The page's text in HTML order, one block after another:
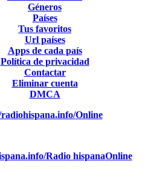
Géneros
Países
Tus favoritos
Url países
Apps de cada país
Política de privacidad
Contactar
Eliminar cuenta
DMCA
Online
Radio hispanaOnline